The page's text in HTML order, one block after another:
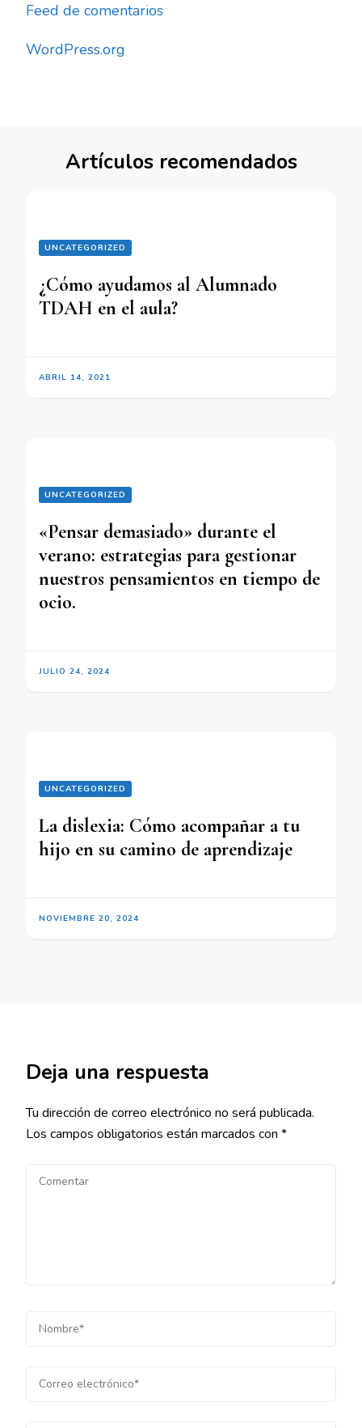
Feed de comentarios
WordPress.org
Artículos recomendados
UNCATEGORIZED
¿Cómo ayudamos al Alumnado
TDAH en el aula?
ABRIL 14, 2021
UNCATEGORIZED
«Pensar demasiado» durante el
verano: estrategias para gestionar
nuestros pensamientos en tiempo de
ocio.
JULIO 24, 2024
UNCATEGORIZED
La dislexia: Cómo acompañar a tu
hijo en su camino de aprendizaje
NOVIEMBRE 20, 2024
Deja una respuesta
Tu dirección de correo electrónico no será publicada.
Los campos obligatorios están marcados con *